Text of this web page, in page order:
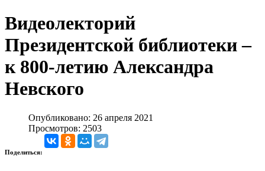
Видеолекторий
Президентской библиотеки –
к 800-летию Александра
Невского
Опубликовано: 26 апреля 2021
Просмотров: 2503
Поделиться: